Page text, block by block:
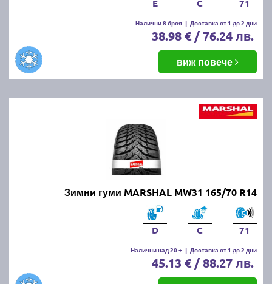
E C 71
Налични 8 броя | Доставка от 1 до 2 дни
38.98 € / 76.24 лв.
виж повече
Зимни гуми MARSHAL MW31 165/70 R14
D C 71
Налични над 20 + | Доставка от 1 до 2 дни
45.13 € / 88.27 лв.